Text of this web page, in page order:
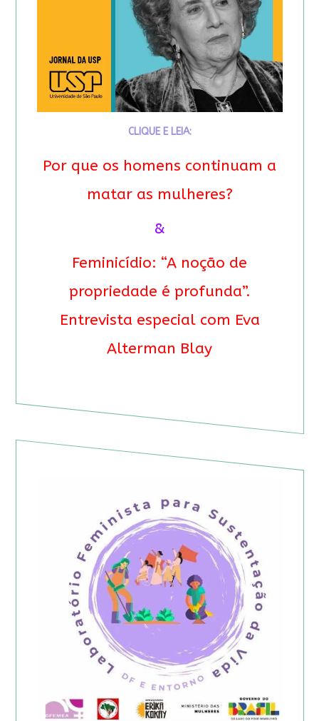
CLIQUE E LEIA:
Por que os homens continuam a
matar as mulheres?
&
Feminicídio: “A noção de
propriedade é profunda”.
Entrevista especial com Eva
Alterman Blay